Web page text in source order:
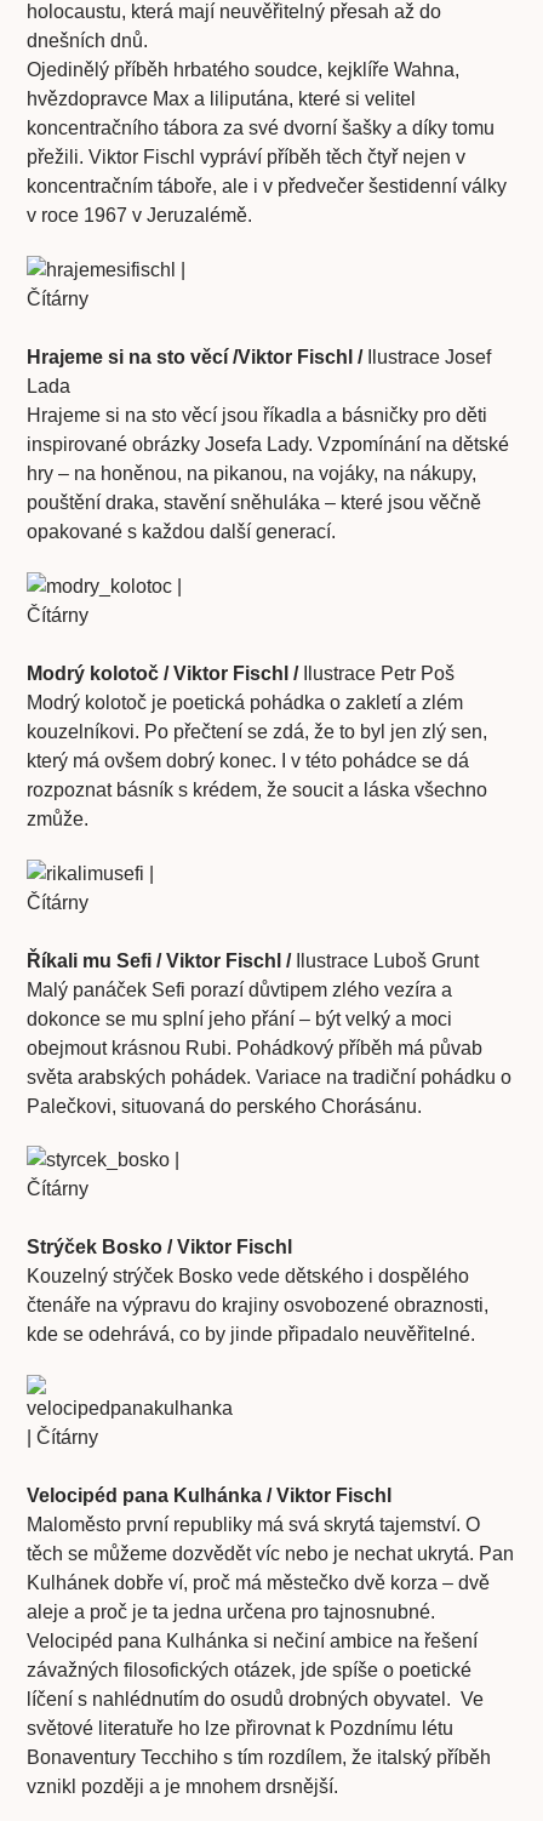
holocaustu, která mají neuvěřitelný přesah až do
dnešních dnů.
Ojedinělý příběh hrbatého soudce, kejklíře Wahna,
hvězdopravce Max a liliputána, které si velitel
koncentračního tábora za své dvorní šašky a díky tomu
přežili. Viktor Fischl vypráví příběh těch čtyř nejen v
koncentračním táboře, ale i v předvečer šestidenní války
v roce 1967 v Jeruzalémě.
Hrajeme si na sto věcí /Viktor Fischl /
Ilustrace Josef
Lada
Hrajeme si na sto věcí jsou říkadla a básničky pro děti
inspirované obrázky Josefa Lady. Vzpomínání na dětské
hry – na honěnou, na pikanou, na vojáky, na nákupy,
pouštění draka, stavění sněhuláka – které jsou věčně
opakované s každou další generací.
Modrý kolotoč / Viktor Fischl /
Ilustrace Petr Poš
Modrý kolotoč je poetická pohádka o zakletí a zlém
kouzelníkovi. Po přečtení se zdá, že to byl jen zlý sen,
který má ovšem dobrý konec. I v této pohádce se dá
rozpoznat básník s krédem, že soucit a láska všechno
zmůže.
Říkali mu Sefi / Viktor Fischl /
Ilustrace Luboš Grunt
Malý panáček Sefi porazí důvtipem zlého vezíra a
dokonce se mu splní jeho přání – být velký a moci
obejmout krásnou Rubi. Pohádkový příběh má půvab
světa arabských pohádek. Variace na tradiční pohádku o
Palečkovi, situovaná do perského Chorásánu.
Strýček Bosko / Viktor Fischl
Kouzelný strýček Bosko vede dětského i dospělého
čtenáře na výpravu do krajiny osvobozené obraznosti,
kde se odehrává, co by jinde připadalo neuvěřitelné.
Velocipéd pana Kulhánka /Viktor Fischl
Maloměsto první republiky má svá skrytá tajemství. O
těch se můžeme dozvědět víc nebo je nechat ukrytá. Pan
Kulhánek dobře ví, proč má městečko dvě korza – dvě
aleje a proč je ta jedna určena pro tajnosnubné.
Velocipéd pana Kulhánka si nečiní ambice na řešení
závažných filosofických otázek, jde spíše o poetické
líčení s nahlédnutím do osudů drobných obyvatel. Ve
světové literatuře ho lze přirovnat k Pozdnímu létu
Bonaventury Tecchiho s tím rozdílem, že italský příběh
vznikl později a je mnohem drsnější.